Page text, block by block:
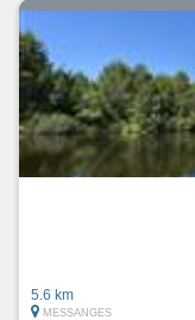
5.6 km
MESSANGES